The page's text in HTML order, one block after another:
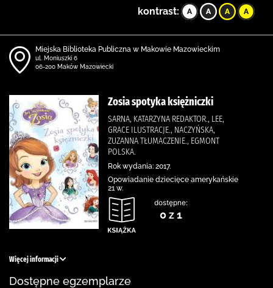
kontrast:
Miejska Biblioteka Publiczna w Makowie Mazowieckim
ul. Moniuszki 6
06-200 Maków Mazowiecki
Zosia spotyka księżniczki
SARNA, KATARZYNA REDAKTOR., LEE,
GRACE ILUSTRACJE., NACZYŃSKA,
ZUZANNA TŁUMACZENIE., EGMONT
POLSKA.
Rok wydania: 2017.
Opowiadanie dziecięce amerykańskie
21 w.
dostępne:
0 z 1
Więcej informacji
Dostępne egzemplarze